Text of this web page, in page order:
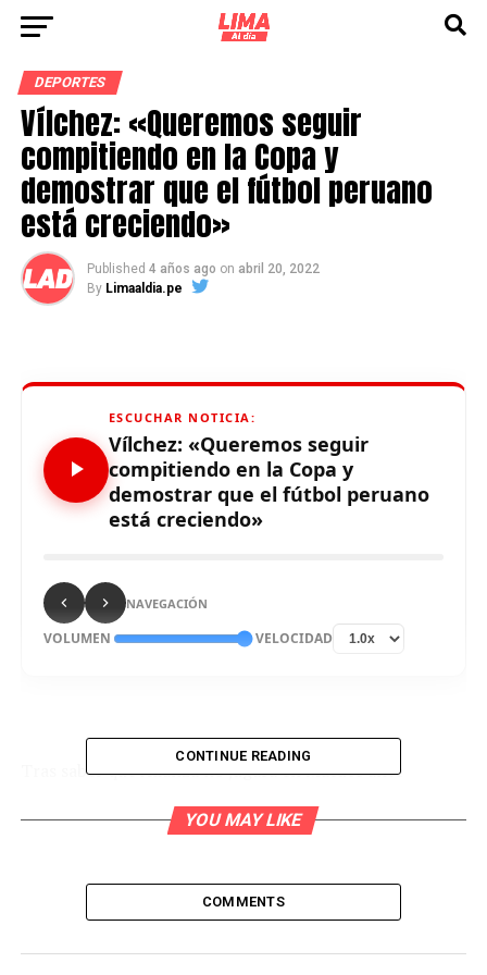
DEPORTES
Vílchez: «Queremos seguir
compitiendo en la Copa y
demostrar que el fútbol peruano
está creciendo»
Published 4 años ago on abril 20, 2022
By Limaaldia.pe
ESCUCHAR NOTICIA:
Vílchez: «Queremos seguir
compitiendo en la Copa y
demostrar que el fútbol peruano
está creciendo»
NAVEGACIÓN
VOLUMEN VELOCIDAD
Tras saber que Alianza no jugará en Matute ante
gustado jugar ahí, pero la hinchada de Alianza siempre
Del rival del sábado, el defensa de 27 años, mencionó:
«Academia Cantolao es un equipo que siempre te
CONTINUE READING
YOU MAY LIKE
COMMENTS